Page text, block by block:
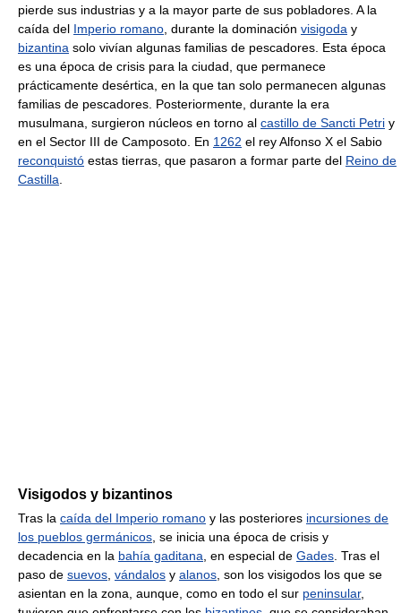
pierde sus industrias y a la mayor parte de sus pobladores. A la
caída del Imperio romano , durante la dominación visigoda y
bizantina solo vivían algunas familias de pescadores. Esta época
es una época de crisis para la ciudad, que permanece
prácticamente desértica, en la que tan solo permanecen algunas
familias de pescadores. Posteriormente, durante la era
musulmana, surgieron núcleos en torno al castillo de Sancti Petri y
en el Sector III de Camposoto. En 1262 el rey Alfonso X el Sabio
reconquistó estas tierras, que pasaron a formar parte del Reino de
Castilla
Visigodos y bizantinos
Tras la caída del Imperio romano y las posteriores incursiones de
los pueblos germánicos , se inicia una época de crisis y
decadencia en la bahía gaditana , en especial de Gades . Tras el
paso de suevos vándalos y alanos , son los visigodos los que se
asientan en la zona, aunque, como en todo el sur peninsular,